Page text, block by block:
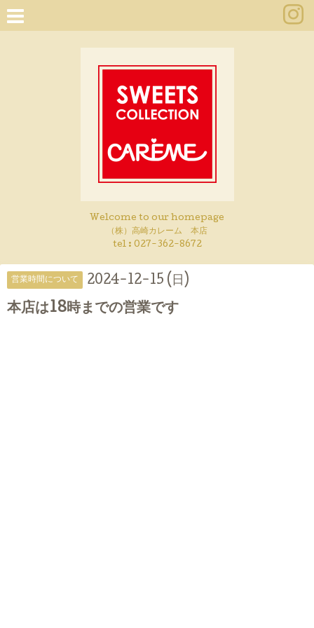
Welcome to our homepage
（株）高崎カレーム 本店
tel : 027-362-8672
営業時間について 2024-12-15 (日)
本店は18時までの営業です